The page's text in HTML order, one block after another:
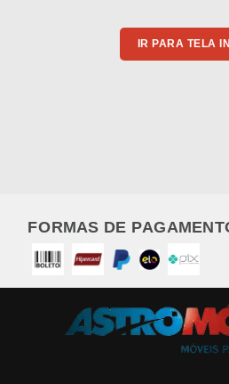
IR PARA TELA
FORMAS DE